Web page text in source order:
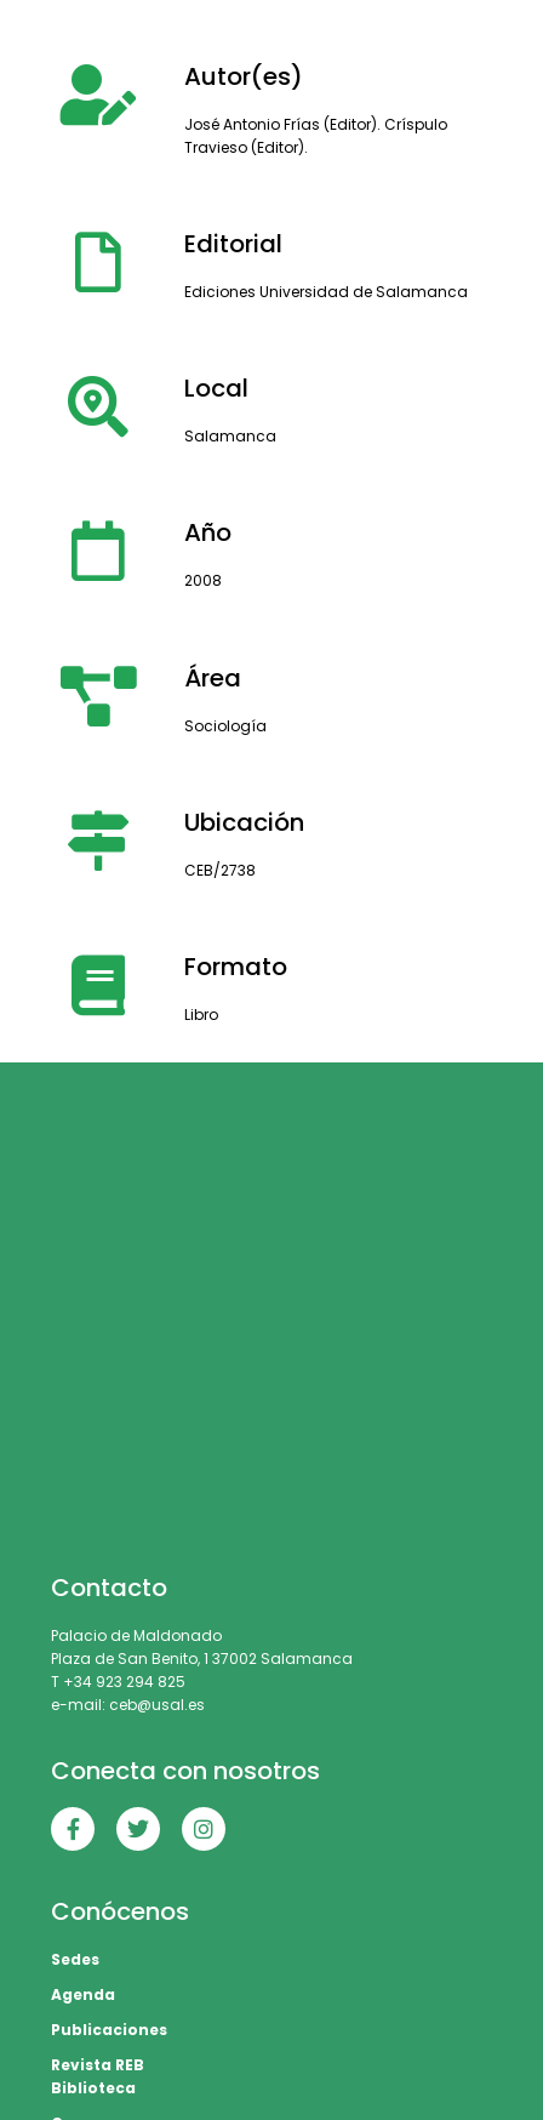
Autor(es)
José Antonio Frías (Editor). Críspulo
Travieso (Editor).
Editorial
Ediciones Universidad de Salamanca
Local
Salamanca
Año
2008
Área
Sociología
Ubicación
CEB/2738
Formato
Libro
Contacto
Palacio de Maldonado
Plaza de San Benito, 1 37002 Salamanca
T +34 923 294 825
e-mail: ceb@usal.es
Conecta con nosotros
Conócenos
Sedes
Agenda
Publicaciones
Revista REB
Biblioteca